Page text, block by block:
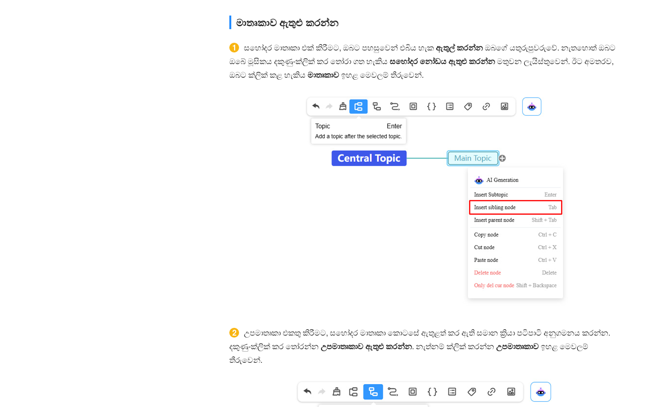
මාතෘකාව ඇතුළු කරන්න
1 සහෝදර මාතෘකා එක් කිරීමට, ඔබට පහසුවෙන් එබිය හැකඇතුල් කරන්නඔබගේ යතුරුපුවරුවේ. නැතහොත් ඔබට
ඔබේ මූසිකය දකුණු-ක්ලික් කර තෝරා ගත හැකිය සහෝදර නෝඩය ඇතුළු කරන්නමතුවන ලැයිස්තුවෙන්. ඊට අමතරව,
ඔබට ක්ලික් කළ හැකිය මාතෘකාවඉහළ මෙවලම් තීරුවෙන්.
2
උපමාතෘකා එකතු කිරීමට, සහෝදර මාතෘකා කොටසේ ඇතුළත් කර ඇති සමාන ක්‍රියා පටිපාටි අනුගමනය කරන්න.
දකුණු-ක්ලික් කර තෝරන්න උපමාතෘකාව ඇතුළු කරන්න. නැත්නම් ක්ලික් කරන්න උපමාතෘකාවඉහළ මෙවලම්
තීරුවෙන්.